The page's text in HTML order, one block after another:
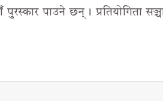
पाउने छन् । प्रतियोगिता